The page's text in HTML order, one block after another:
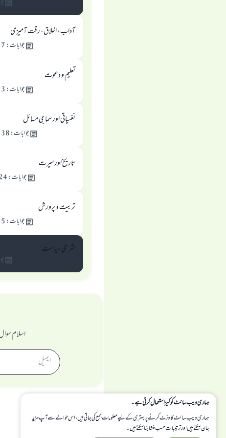
آداب، اخلاق، رقت آمیزی
جوابات:
7
تعلیم و دعوت
جوابات:
3
نفسیاتی اور سماجی مسائل
جوابات:
تاریخ اورسیرت
جوابات:
تربیت و پرورش
جوابات:
5
شرعی سیاست
اسلام
ہماری ویب سائٹ کوکیز استعمال کرتی ہے۔
ہماری ویب سائٹ کا وزٹ کرنے پر بہتری کے لیے معلومات جمع کی جاتی ہیں، اس حوالے سے آپ مزید
جان سکتے ہیں اور ترتیبات حسب منشا بنا سکتے ہیں۔